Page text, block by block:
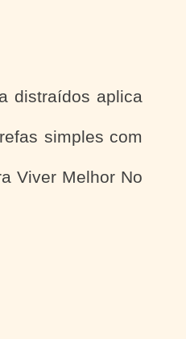
distraídos aplica
simples com
Viver Melhor No